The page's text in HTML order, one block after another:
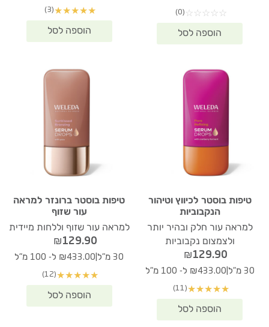
☆
☆
☆
☆
☆
(0)
★
★
★
★
★
(3)
טיפות בוסטר לכיווץ וטיהור
הנקבוביות
למראה עור חלק ובהיר יותר
ולצמצום נקבוביות
₪129.90
30 מ"ל ₪433.00 ל- 100 מ"ל
★
★
★
★
★
(11)
טיפות בוסטר ברונזר למראה
עור שזוף
למראה עור שזוף וללחות מיידית
₪129.90
30 מ"ל ₪433.00 ל- 100 מ"ל
★
★
★
★
★
(12)